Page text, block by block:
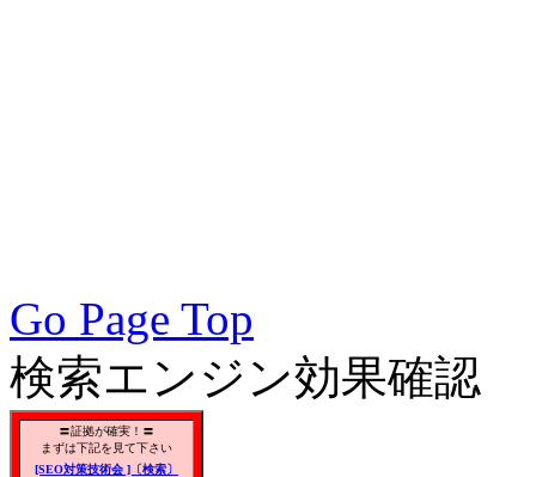
Go Page Top
検索エンジン効果確認
〓証拠が確実！〓
まずは下記を見て下さい
[SEO対策技術会 ]〔検索〕